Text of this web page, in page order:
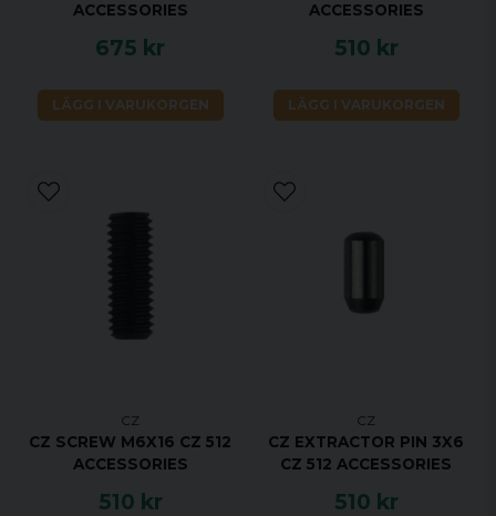
ACCESSORIES
675 kr
LÄGG I VARUKORGEN
ACCESSORIES
510 kr
LÄGG I VARUKORGEN
CZ
CZ SCREW M6X16 CZ 512
ACCESSORIES
510 kr
CZ
CZ EXTRACTOR PIN 3X6
CZ 512 ACCESSORIES
510 kr